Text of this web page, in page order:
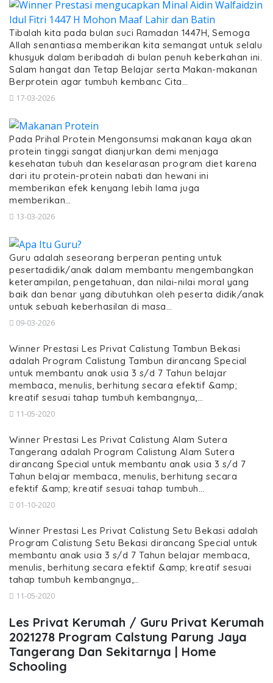
Tibalah kita pada bulan suci Ramadan 1447H, Semoga
Allah senantiasa memberikan kita semangat untuk selalu
khusyuk dalam beribadah di bulan penuh keberkahan ini.
Salam hangat dan Tetap Belajar serta Makan-makanan
Berprotein agar tumbuh kembanc Cita…
17-03-2026
Pada Prihal Protein Mengonsumsi makanan kaya akan
protein tinggi sangat dianjurkan demi menjaga
kesehatan tubuh dan keselarasan program diet karena
dari itu protein-protein nabati dan hewani ini
memberikan efek kenyang lebih lama juga
memberikan…
13-03-2026
Guru adalah seseorang berperan penting untuk
pesertadidik/anak dalam membantu mengembangkan
keterampilan, pengetahuan, dan nilai-nilai moral yang
baik dan benar yang dibutuhkan oleh peserta didik/anak
untuk sebuah keberhasilan di masa…
09-03-2026
Winner Prestasi Les Privat Calistung Tambun Bekasi
adalah Program Calistung Tambun dirancang Special
untuk membantu anak usia 3 s/d 7 Tahun belajar
membaca, menulis, berhitung secara efektif &amp;
kreatif sesuai tahap tumbuh kembangnya,…
11-05-2020
Winner Prestasi Les Privat Calistung Alam Sutera
Tangerang adalah Program Calistung Alam Sutera
dirancang Special untuk membantu anak usia 3 s/d 7
Tahun belajar membaca, menulis, berhitung secara
efektif &amp; kreatif sesuai tahap tumbuh…
01-10-2020
Winner Prestasi Les Privat Calistung Setu Bekasi adalah
Program Calistung Setu Bekasi dirancang Special untuk
membantu anak usia 3 s/d 7 Tahun belajar membaca,
menulis, berhitung secara efektif &amp; kreatif sesuai
tahap tumbuh kembangnya,…
11-05-2020
Les Privat Kerumah / Guru Privat Kerumah
2021278 Program Calstung Parung Jaya
Tangerang Dan Sekitarnya | Home
Schooling